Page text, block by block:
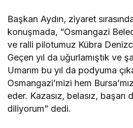
Başkan Aydın, ziyaret
konuşmada, “Osmangazi
ve ralli pilotumuz Kübra
Geçen yıl da uğurlamıştık ve
Umarım bu yıl da podyuma
Osmangazi’mizi hem
eder. Kazasız, belasız, başarı
diliyorum” dedi.